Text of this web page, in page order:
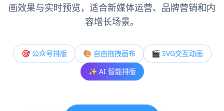
画效果与实时预览，适合新媒体运营、品牌营销和内
容增长场景。
🎯 公众号排版 🎨 自由拖拽画布
🎬 SVG交互动画
✨ AI 智能排版